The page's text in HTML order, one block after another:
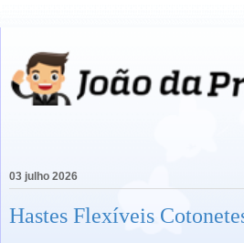
03 julho 2026
Hastes Flexíveis